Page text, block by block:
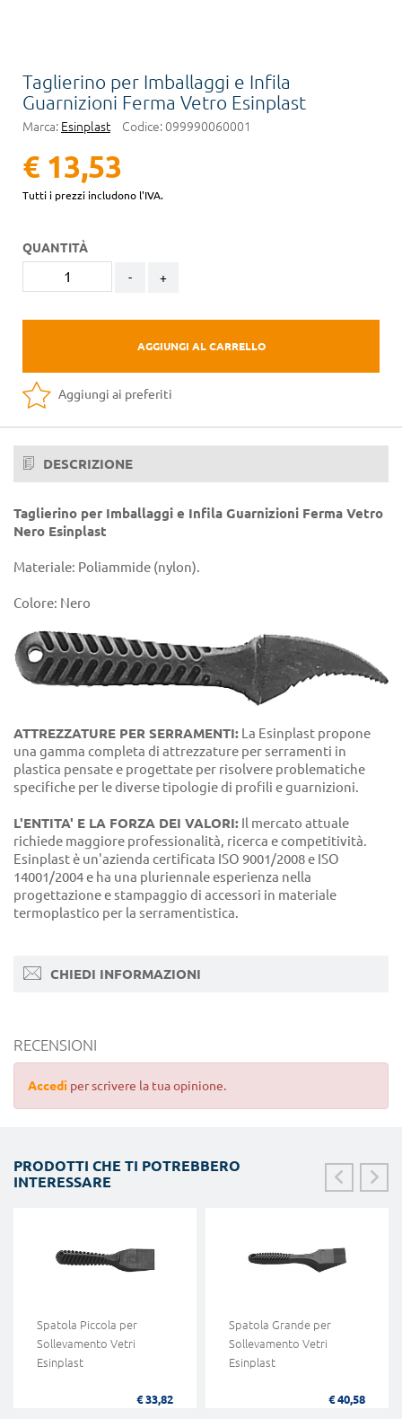
Taglierino per Imballaggi e Infila
Guarnizioni Ferma Vetro Esinplast
Marca: Esinplast Codice:099990060001
€ 13,53
Tutti i prezzi includono l'IVA.
QUANTITÀ
- +
AGGIUNGI AL CARRELLO
Aggiungi ai preferiti
DESCRIZIONE
Taglierino per Imballaggi e Infila Guarnizioni Ferma Vetro
Nero Esinplast
Materiale: Poliammide (nylon).
Colore: Nero
ATTREZZATURE PER SERRAMENTI: La Esinplast propone
una gamma completa di attrezzature per serramenti in
plastica pensate e progettate per risolvere problematiche
specifiche per le diverse tipologie di profili e guarnizioni.
L'ENTITA' E LA FORZA DEI VALORI: Il mercato attuale
richiede maggiore professionalità, ricerca e competitività.
Esinplast è un'azienda certificata ISO 9001/2008 e ISO
14001/2004 e ha una pluriennale esperienza nella
progettazione e stampaggio di accessori in materiale
termoplastico per la serramentistica.
CHIEDI INFORMAZIONI
RECENSIONI
Accedi per scrivere la tua opinione.
PRODOTTI CHE TI POTREBBERO
INTERESSARE
Spatola Piccola per
Sollevamento Vetri
Esinplast
€ 33,82
Spatola Grande per
Sollevamento Vetri
Esinplast
€ 40,58